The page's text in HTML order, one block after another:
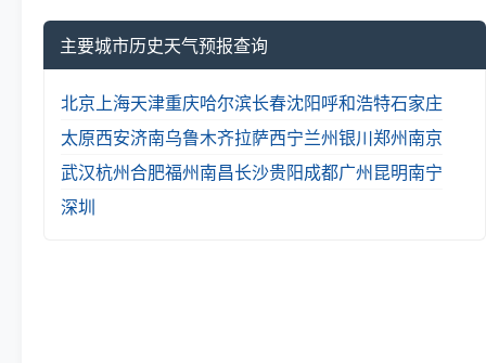
主要城市历史天气预报查询
北京 上海天津重庆哈尔滨长春沈阳呼和浩特石家庄
太原西安济南乌鲁木齐拉萨西宁兰州银川郑州南京
武汉杭州合肥福州南昌长沙贵阳成都广州昆明南宁
深圳